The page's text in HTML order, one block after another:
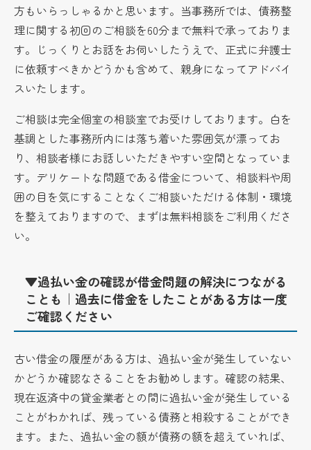
方もいらっしゃるかと思います。当事務所では、債務整
理に関する初回のご相談を60分まで無料で承っておりま
す。じっくりとお話をお伺いしたうえで、正式に弁護士
に依頼すべきかどうかも含めて、親身になってアドバイ
スいたします。
ご相談は完全個室の相談室でお受けしております。白を
基調とした事務所内には落ち着いた雰囲気が漂ってお
り、相談者様にお話しいただきやすい空間となっていま
す。デリケートな問題である借金について、相談料や周
囲の目を気にすることなくご相談いただける体制・環境
を整えておりますので、まずは無料相談をご利用くださ
い。
▼過払い金の確認が借金問題の解決につながる
ことも｜過去に借金をしたことがある方は一度
ご確認ください
古い借金の履歴がある方は、過払い金が発生していない
かどうか確認なさることをお勧めします。確認の結果、
現在返済中の貸金業者との間に過払い金が発生している
ことがわかれば、残っている債務と相殺することができ
ます。また、過払い金の額が債務の額を超えていれば、